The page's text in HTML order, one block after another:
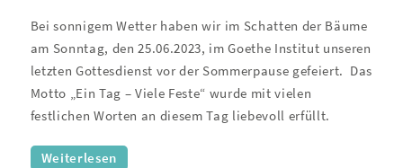
Bei sonnigem Wetter haben wir im Schatten der Bäume
am Sonntag, den 25.06.2023, im Goethe Institut unseren
letzten Gottesdienst vor der Sommerpause gefeiert. Das
Motto „Ein Tag – Viele Feste“ wurde mit vielen
festlichen Worten an diesem Tag liebevoll erfüllt.
Weiterlesen